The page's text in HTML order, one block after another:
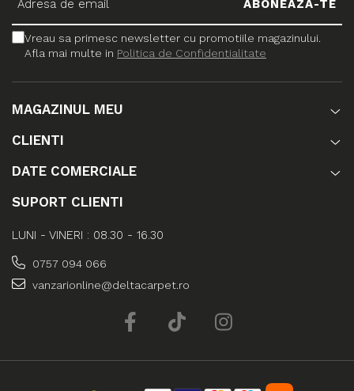
Vreau sa primesc newsletter cu promotiile magazinului.
Afla mai multe in Politica de Confidentialitate
MAGAZINUL MEU
CLIENTI
DATE COMERCIALE
SUPORT CLIENTI
LUNI - VINERI : 08.30 - 16.30
0757 094 066
vanzarionline@deltacarpet.ro